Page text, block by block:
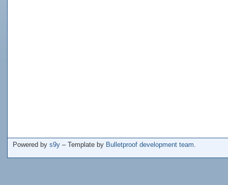
Powered by s9y – Template by Bulletproof development team